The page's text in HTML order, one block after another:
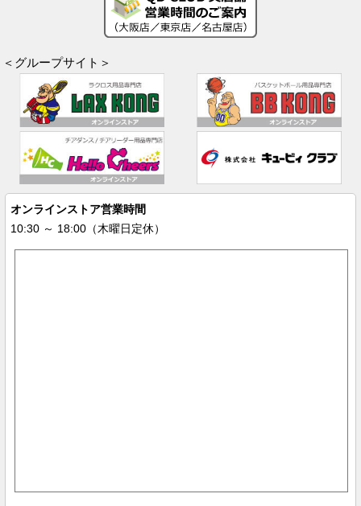
＜グループサイト＞
オンラインストア営業時間
10:30 ～ 18:00（木曜日定休）